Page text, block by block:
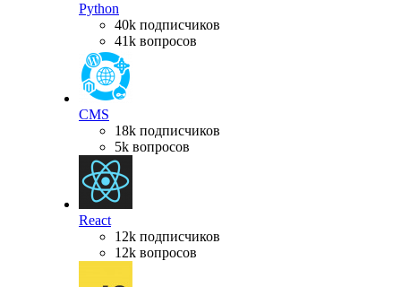
Python
40k подписчиков
41k вопросов
CMS
18k подписчиков
5k вопросов
React
12k подписчиков
12k вопросов